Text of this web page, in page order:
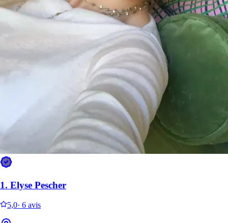
Bichon Frisé
1. Elyse Pescher
5,0· 6 avis